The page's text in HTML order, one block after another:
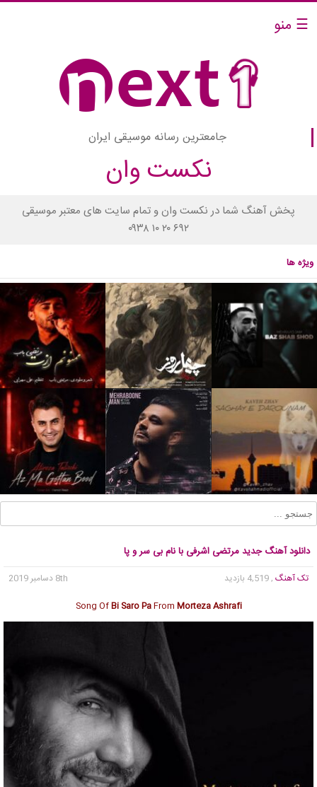
☰ منو
جامعترین رسانه موسیقی ایران
نکست وان
پخش آهنگ شما در نکست وان و تمام سایت های معتبر موسیقی
۰۹۳۸ ۱۰ ۲۰ ۶۹۲
ویژه ها
دانلود آهنگ جدید مرتضی اشرفی با نام بی سر و پا
تک آهنگ , 4,519 بازدید
8th دسامبر 2019
Song OfBi Saro PaFrom Morteza Ashrafi